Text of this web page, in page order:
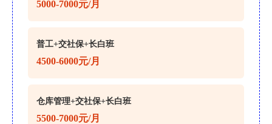
5000-7000元/月
普工+交社保+长白班
4500-6000元/月
仓库管理+交社保+长白班
5500-7000元/月